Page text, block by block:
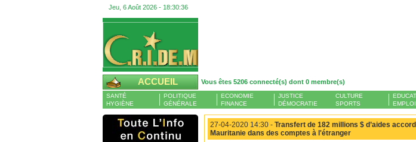
Jeu, 6 Août 2026 - 18:30:36
ACCUEIL Vous êtes 5206 connecté(s) dont 0 membre(s)
SANTÉ
HYGIÈNE
POLITIQUE
GÉNÉRALE
ECONOMIE
FINANCE
JUSTICE
DÉMOCRATIE
CULTURE
SPORTS
EMPLOI
27-04-2020 14:30 - Transfert de 182 millions $ d’aides
Mauritanie dans des comptes à l'étranger